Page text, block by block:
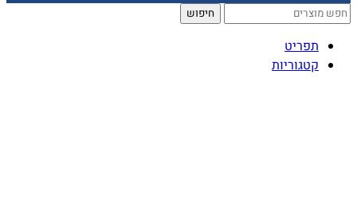
חיפוש
תפריט
קטגוריות